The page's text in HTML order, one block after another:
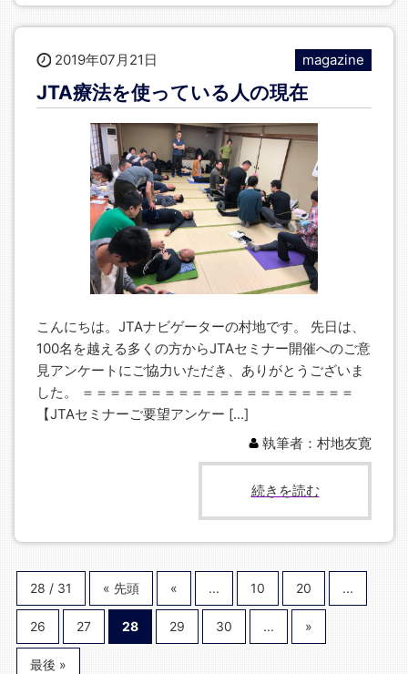
2019年07月21日 magazine
JTA療法を使っている人の現在
こんにちは。JTAナビゲーターの村地です。 先日は、
100名を越える多くの方からJTAセミナー開催へのご意
見アンケートにご協力いただき、ありがとうございま
した。 ＝＝＝＝＝＝＝＝＝＝＝＝＝＝＝＝＝＝＝＝
【JTAセミナーご要望アンケー […]
執筆者：村地友寛
続きを読む
28 / 31 « 先頭 « ... 10 20 ...
26 27 28 29 30 ... »
最後 »